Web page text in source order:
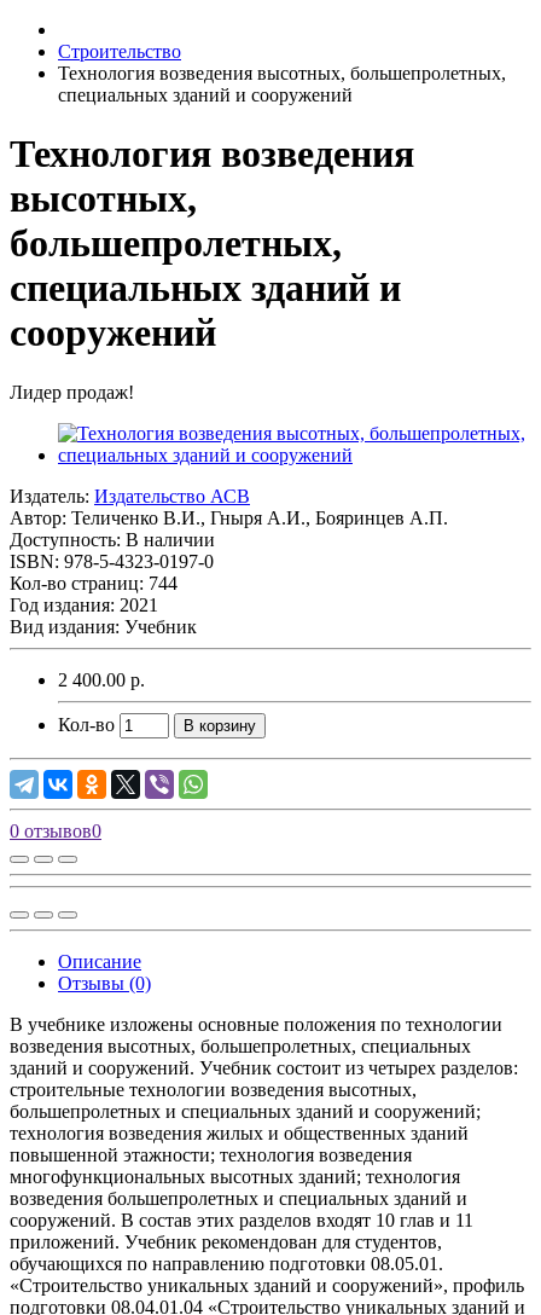
Строительство
Технология возведения высотных, большепролетных,
специальных зданий и сооружений
Технология возведения
высотных,
большепролетных,
специальных зданий и
сооружений
Лидер продаж!
Издатель: Издательство АСВ
Автор: Теличенко В.И., Гныря А.И., Бояринцев А.П.
Доступность: В наличии
ISBN: 978-5-4323-0197-0
Кол-во страниц: 744
Год издания: 2021
Вид издания: Учебник
2 400.00 р.
Кол-во В корзину
0 отзывов0
Описание
Отзывы (0)
В учебнике изложены основные положения по технологии
возведения высотных, большепролетных, специальных
зданий и сооружений. Учебник состоит из четырех разделов:
строительные технологии возведения высотных,
большепролетных и специальных зданий и сооружений;
технология возведения жилых и общественных зданий
повышенной этажности; технология возведения
многофункциональных высотных зданий; технология
возведения большепролетных и специальных зданий и
сооружений. В состав этих разделов входят 10 глав и 11
приложений. Учебник рекомендован для студентов,
обучающихся по направлению подготовки 08.05.01.
«Строительство уникальных зданий и сооружений», профиль
подготовки 08.04.01.04 «Строительство уникальных зданий и